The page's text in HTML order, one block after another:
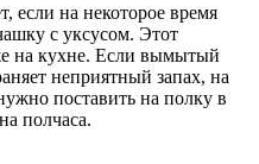
если на некоторое время
с уксусом. Этот
на кухне. Если вымытый
неприятный запах, на
поставить на полку в
полчаса.